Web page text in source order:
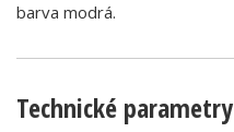
barva modrá.
Technické parametry